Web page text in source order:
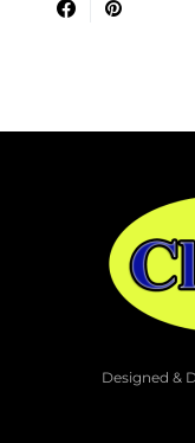
Designed &